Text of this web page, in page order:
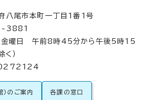
尾市本町一丁目1番1号
3881
金曜日 午前8時45分から午後5時15
く）
）のご案内 各課の窓口